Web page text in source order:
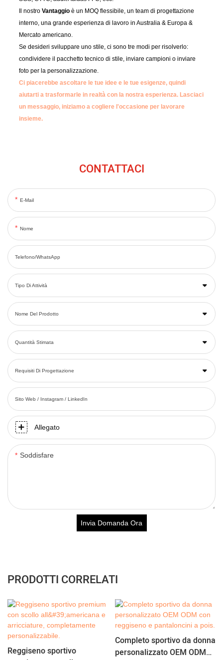
Il nostroVantaggioè un MOQ flessibile, un team di progettazione
interno, una grande esperienza di lavoro in Australia & Europa &
Mercato americano.
Se desideri sviluppare uno stile, ci sono tre modi per risolverlo:
condividere il pacchetto tecnico di stile, inviare campioni o inviare
foto per la personalizzazione.
Ci piacerebbe ascoltare le tue idee e le tue esigenze, quindi
aiutarti a trasformarle in realtà con la nostra esperienza. Lasciaci
un messaggio, iniziamo a cogliere l'occasione per lavorare
insieme.
CONTATTACI
E-Mail
Nome
Telefono/WhatsApp
Tipo Di Attività
Nome Del Prodotto
Quantità Stimata
Requisiti Di Progettazione
Sito Web / Instagram / LinkedIn
Allegato
Soddisfare
Invia Domanda Ora
PRODOTTI CORRELATI
Reggiseno sportivo
Completo sportivo da donna
personalizzato OEM ODM